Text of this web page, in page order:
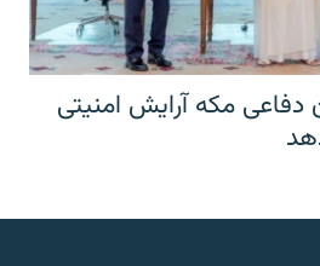
مکه آرایش امنیتی